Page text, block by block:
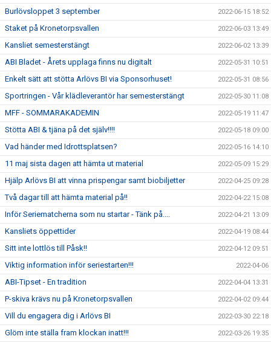
Burlövsloppet 3 september 2022-06-15 18:52
Staket på Kronetorpsvallen 2022-06-03 13:49
Kansliet semesterstängt 2022-06-02 13:39
ABI Bladet - Årets upplaga finns nu digitalt 2022-05-31 10:51
Enkelt sätt att stötta Arlövs BI via Sponsorhuset! 2022-05-31 08:56
Sportringen - Vår klädleverantör har semesterstängt 2022-05-30 11:08
MFF - SOMMARAKADEMIN 2022-05-19 11:47
Stötta ABI & tjäna på det själv!!!! 2022-05-18 09:00
Vad händer med Idrottsplatsen? 2022-05-16 14:10
11 maj sista dagen att hämta ut material 2022-05-09 15:29
Hjälp Arlövs BI att vinna prispengar samt biobiljetter 2022-04-25 09:28
Två dagar till att hämta material på!! 2022-04-22 15:08
Inför Seriematcherna som nu startar - Tänk på.... 2022-04-21 13:09
Kansliets öppettider 2022-04-19 08:44
Sitt inte lottlös till Påsk!! 2022-04-12 09:51
Viktig information inför seriestarten!!! 2022-04-06
ABI-Tipset - En tradition 2022-04-04 13:31
P-skiva krävs nu på Kronetorpsvallen 2022-04-02 09:44
Vill du engagera dig i Arlövs BI 2022-03-30 22:18
Glöm inte ställa fram klockan inatt!!! 2022-03-26 19:35